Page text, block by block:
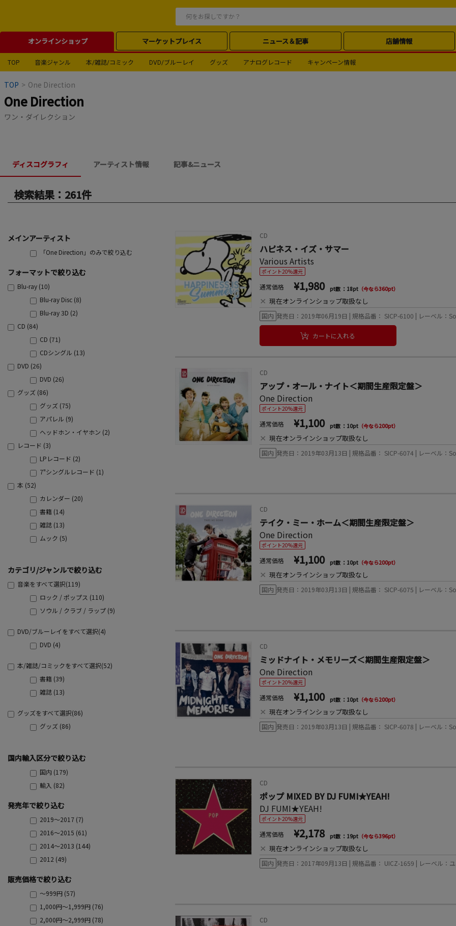
オンラインショップ マーケットプレイス ニュース＆記事 店舗情報
TOP 音楽ジャンル 本/雑誌/コミック DVD/ブルーレイ グッズ アナログレコード キャンペーン情報
TOP > One Direction
One Direction
ワン・ダイレクション
ディスコグラフィ アーティスト情報 記事&ニュース
検索結果：261件
メインアーティスト
「One Direction」のみで絞り込む
フォーマットで絞り込む
Blu-ray (10)
Blu-ray Disc (8)
Blu-ray 3D (2)
CD (84)
CD (71)
CDシングル (13)
DVD (26)
DVD (26)
グッズ (86)
グッズ (75)
アパレル (9)
ヘッドホン・イヤホン (2)
レコード (3)
LPレコード (2)
7"シングルレコード (1)
本 (52)
カレンダー (20)
書籍 (14)
雑誌 (13)
ムック (5)
カテゴリ/ジャンルで絞り込む
音楽をすべて選択(119)
ロック / ポップス (110)
ソウル / クラブ / ラップ (9)
DVD/ブルーレイをすべて選択(4)
DVD (4)
本/雑誌/コミックをすべて選択(52)
書籍 (39)
雑誌 (13)
グッズをすべて選択(86)
グッズ (86)
国内輸入区分で絞り込む
国内 (179)
輸入 (82)
発売年で絞り込む
2019～2017 (7)
2016～2015 (61)
2014～2013 (144)
2012 (49)
販売価格で絞り込む
～999円 (57)
1,000円～1,999円 (76)
2,000円～2,999円 (78)
CD
ハピネス・イズ・サマー
Various Artists
ポイント20%還元
通常価格 ¥1,980 pt数 ：18pt （今なら360pt）
× 現在オンラインショップ取扱なし
国内 発売日：2019年06月19日 | 規格品番： SICP-6100 | レーベル：
カートに入れる
CD
アップ・オール・ナイト＜期間生産限定盤＞
One Direction
ポイント20%還元
通常価格 ¥1,100 pt数 ：10pt （今なら200pt）
× 現在オンラインショップ取扱なし
国内 発売日：2019年03月13日 | 規格品番： SICP-6074 | レーベル：
CD
テイク・ミー・ホーム＜期間生産限定盤＞
One Direction
ポイント20%還元
通常価格 ¥1,100 pt数 ：10pt （今なら200pt）
× 現在オンラインショップ取扱なし
国内 発売日：2019年03月13日 | 規格品番： SICP-6075 | レーベル：
CD
ミッドナイト・メモリーズ＜期間生産限定盤＞
One Direction
ポイント20%還元
通常価格 ¥1,100 pt数 ：10pt （今なら200pt）
× 現在オンラインショップ取扱なし
国内 発売日：2019年03月13日 | 規格品番： SICP-6078 | レーベル：
CD
ポップ MIXED BY DJ FUMI★YEAH!
DJ FUMI★YEAH!
ポイント20%還元
通常価格 ¥2,178 pt数 ：19pt （今なら396pt）
× 現在オンラインショップ取扱なし
国内 発売日：2017年09月13日 | 規格品番： UICZ-1659 | レーベル：
CD